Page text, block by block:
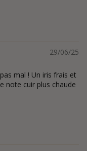
29/06/25
mal ! Un iris frais et
note cuir plus chaude